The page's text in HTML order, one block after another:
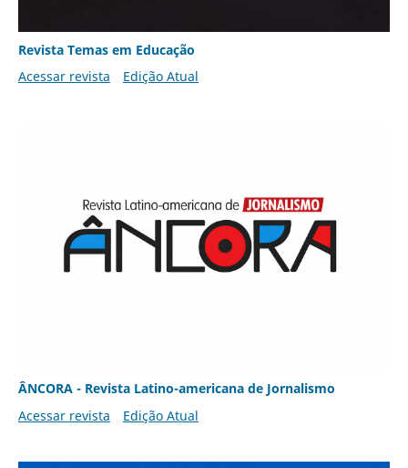
Revista Temas em Educação
Acessar revista
Edição Atual
ÂNCORA - Revista Latino-americana de Jornalismo
Acessar revista
Edição Atual